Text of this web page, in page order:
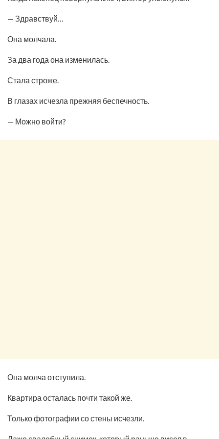
— Здравствуй…
Она молчала.
За два года она изменилась.
Стала строже.
В глазах исчезла прежняя беспечность.
— Можно войти?
Она молча отступила.
Квартира осталась почти такой же.
Только фотографии со стены исчезли.